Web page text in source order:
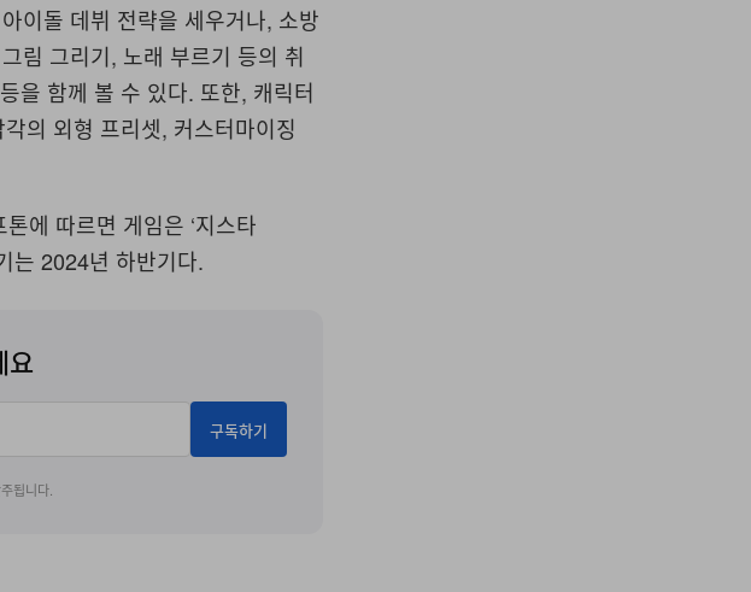
이돌 데뷔 전략을 세우거나, 소방
림 그리기, 노래 부르기 등의 취
을 함께 볼 수 있다. 또한, 캐릭터
의 외형 프리셋, 커스터마이징
에 따르면 게임은 ‘지스타
는 2024년 하반기다.
요
구독하기
됩니다.